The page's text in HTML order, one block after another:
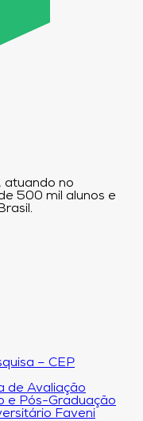
atuando no
500 mil alunos e
– CEP
de Avaliação
e Pós-Graduação
Faveni